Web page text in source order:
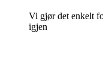
Vi gjør det enkelt
igjen